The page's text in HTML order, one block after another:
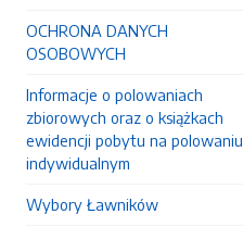
OCHRONA DANYCH
OSOBOWYCH
Informacje o polowaniach
zbiorowych oraz o książkach
ewidencji pobytu na polowaniu
indywidualnym
Wybory Ławników